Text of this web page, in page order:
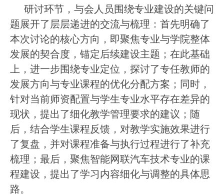
研讨环节，与会人员围绕专业建设的关键问
题展开了层层递进的交流与梳理：首先明确了
本次讨论的核心方向，即聚焦专业与学院整体
发展的契合度，锚定后续建设主题；在此基础
上，进一步围绕专业定位，探讨了专任教师的
发展方向与专业课程的优化分配方案；同时，
针对当前师资配置与学生专业水平存在差异的
现状，提出了细化教学管理要求的建议；随
后，结合学生课程反馈，对教学实施效果进行
了复盘，并对课程准备与执行过程进行了补充
梳理；最后，聚焦智能网联汽车技术专业的课
程建设，提出了学习内容细化与调整的具体思
路。